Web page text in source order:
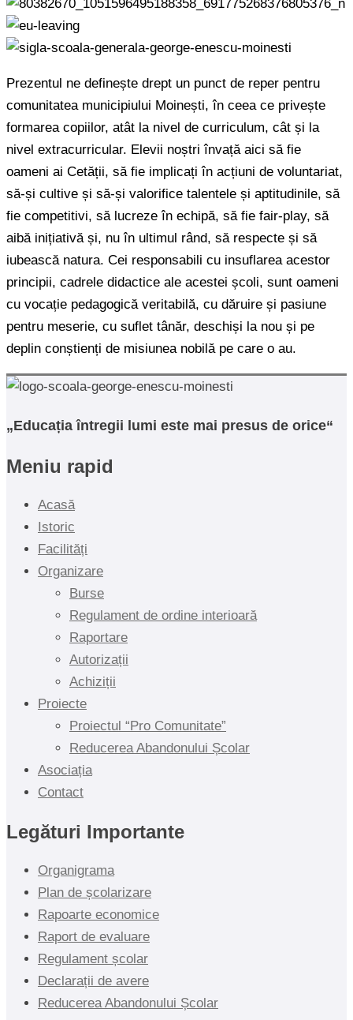
Prezentul ne definește drept un punct de reper pentru
comunitatea municipiului Moinești, în ceea ce privește
formarea copiilor, atât la nivel de curriculum, cât și la
nivel extracurricular. Elevii noștri învață aici să fie
oameni ai Cetății, să fie implicați în acțiuni de voluntariat,
să-și cultive și să-și valorifice talentele și aptitudinile, să
fie competitivi, să lucreze în echipă, să fie fair-play, să
aibă inițiativă și, nu în ultimul rând, să respecte și să
iubească natura. Cei responsabili cu insuflarea acestor
principii, cadrele didactice ale acestei școli, sunt oameni
cu vocație pedagogică veritabilă, cu dăruire și pasiune
pentru meserie, cu suflet tânăr, deschiși la nou și pe
deplin conștienți de misiunea nobilă pe care o au.
„Educația întregii lumi este mai presus de orice“
Meniu rapid
Acasă
Istoric
Facilități
Organizare
Burse
Regulament de ordine interioară
Raportare
Autorizații
Achiziții
Proiecte
Proiectul “Pro Comunitate”
Reducerea Abandonului Școlar
Asociația
Contact
Legături Importante
Organigrama
Plan de școlarizare
Rapoarte economice
Raport de evaluare
Regulament școlar
Declarații de avere
Reducerea Abandonului Școlar